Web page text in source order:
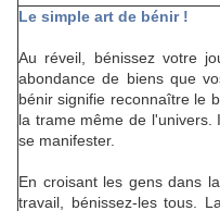
Le simple art de bénir !
Au réveil, bénissez votre
abondance de biens que
bénir signifie reconnaître le
la trame même de
se manifester.
En croisant les gens dans
travail, bénissez-les tous.